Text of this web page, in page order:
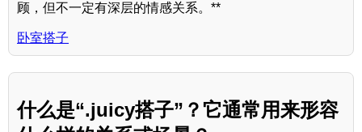
顾，但不一定有深层的情感关系。**
卧室搭子
什么是“.juicy搭子”？它通常用来形容